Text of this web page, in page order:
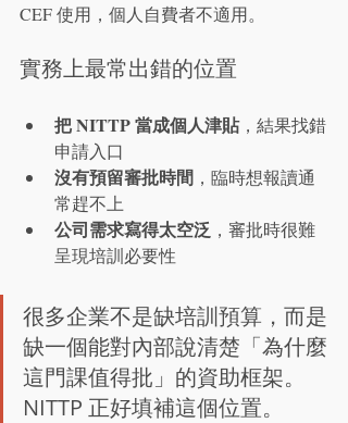
CEF 使用，個人自費者不適用。
實務上最常出錯的位置
把 NITTP 當成個人津貼，結果找錯
申請入口
沒有預留審批時間 ，臨時想報讀通
常趕不上
公司需求寫得太空泛 ，審批時很難
呈現培訓必要性
很多企業不是缺培訓預算，而是
缺一個能對內部說清楚「為什麼
這門課值得批」的資助框架。
NITTP 正好填補這個位置。